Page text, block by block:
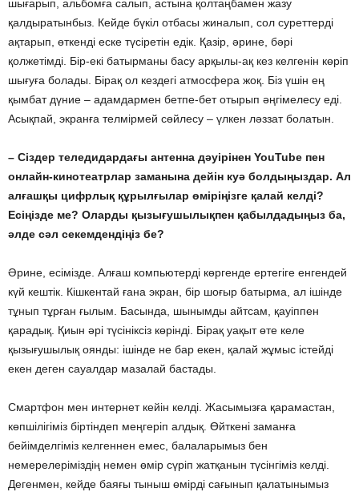
шығарып, альбомға салып, астына қолтаңбамен жазу
қалдыратынбыз. Кейде бүкіл отбасы жиналып, сол суреттерді
ақтарып, өткенді еске түсіретін едік. Қазір, әрине, бәрі
қолжетімді. Бір-екі батырманы басу арқылы-ақ кез келгенін көріп
шығуға болады. Бірақ ол кездегі атмосфера жоқ. Біз үшін ең
қымбат дүние – адамдармен бетпе-бет отырып әңгімелесу еді.
Асықпай, экранға телмірмей сөйлесу – үлкен ләззат болатын.
– Сіздер теледидардағы антенна дәуірінен YouTube пен
онлайн-кинотеатрлар заманына дейін куә болдыңыздар. Ал
алғашқы цифрлық құрылғылар өміріңізге қалай келді?
Есіңізде ме? Оларды қызығушылықпен қабылдадыңыз ба,
әлде сәл секемдендіңіз бе?
Әрине, есімізде. Алғаш компьютерді көргенде ертегіге енгендей
күй кештік. Кішкентай ғана экран, бір шоғыр батырма, ал ішінде
тұнып тұрған ғылым. Басында, шынымды айтсам, қауіппен
қарадық. Қиын әрі түсініксіз көрінді. Бірақ уақыт өте келе
қызығушылық оянды: ішінде не бар екен, қалай жұмыс істейді
екен деген сауалдар мазалай бастады.
Смартфон мен интернет кейін келді. Жасымызға қарамастан,
көпшілігіміз біртіндеп меңгеріп алдық. Өйткені заманға
бейімделгіміз келгеннен емес, балаларымыз бен
немерелеріміздің немен өмір сүріп жатқанын түсінгіміз келді.
Дегенмен, кейде баяғы тыныш өмірді сағынып қалатынымыз